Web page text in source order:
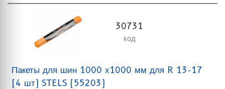
30731
код
Пакеты для шин 1000 х1000 мм для R 13-17
(4 шт) STELS (55203)